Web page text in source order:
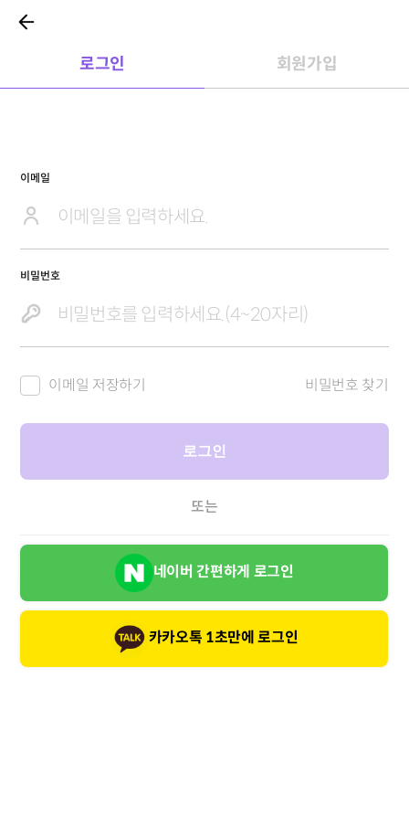
로그인 회원가입
이메일
비밀번호
이메일 저장하기 비밀번호 찾기
로그인
또는
네이버 간편하게 로그인
카카오톡 1초만에 로그인